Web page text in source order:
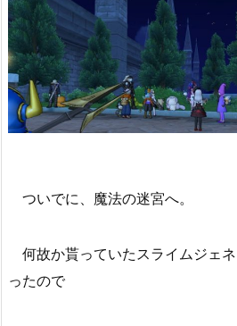
ついでに、魔法の迷宮へ。
何故か貰っていたスライムジェ
ったので